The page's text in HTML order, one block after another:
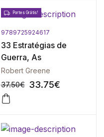
Portes Grátis!
9789725924617
33 Estratégias de
Guerra, As
Robert Greene
37.50€ 33.75€